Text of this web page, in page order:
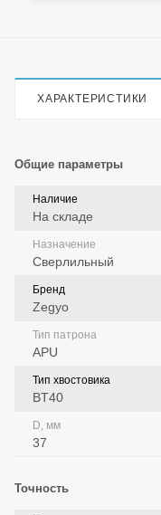
ХАРАКТЕРИСТИКИ
Общие параметры
Наличие
На складе
Назначение
Сверлильный
Бренд
Zegyo
Тип патрона
APU
Тип хвостовика
BT40
D, мм
37
Точность